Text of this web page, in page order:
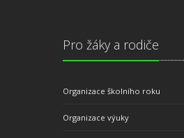
Pro žáky a rodiče
Organizace školního roku
Organizace výuky